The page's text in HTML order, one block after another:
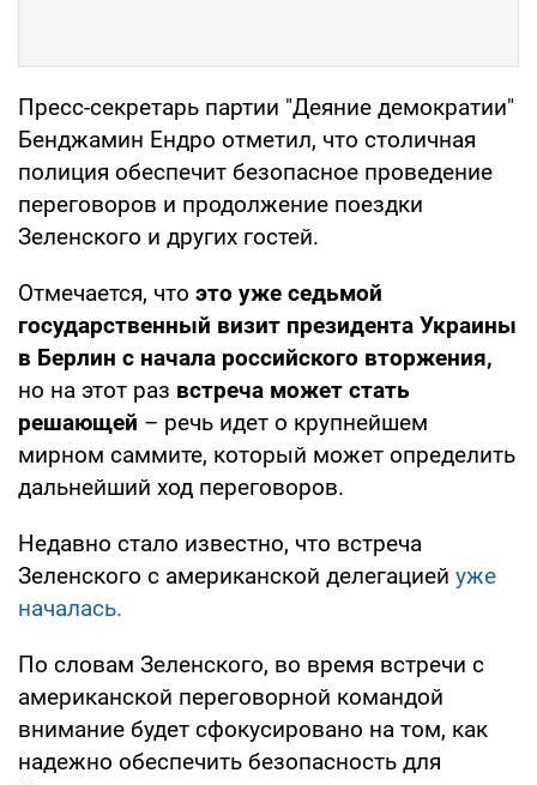
Пресс-секретарь партии "Деяние демократии"
Бенджамин Ендро отметил, что столичная
полиция обеспечит безопасное проведение
переговоров и продолжение поездки
Зеленского и других гостей.
Отмечается, что это уже седьмой
государственный визит президента Украины
в Берлин с начала российского вторжения,
но на этот раз встреча может стать
решающей – речь идет о крупнейшем
мирном саммите, который может определить
дальнейший ход переговоров.
Недавно стало известно, что встреча
Зеленского с американской делегацией уже
началась.
По словам Зеленского, во время встречи с
американской переговорной командой
внимание будет сфокусировано на том, как
надежно обеспечить безопасность для